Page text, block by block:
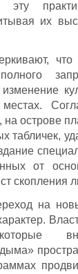
эту
их
полного
острове
табличек,
от
скопления
на